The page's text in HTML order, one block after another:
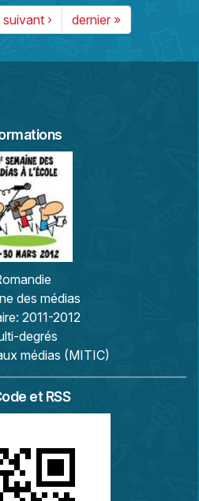
suivant › dernier »
des médias
2011-2012
degrés
médias (MITIC)
et RSS